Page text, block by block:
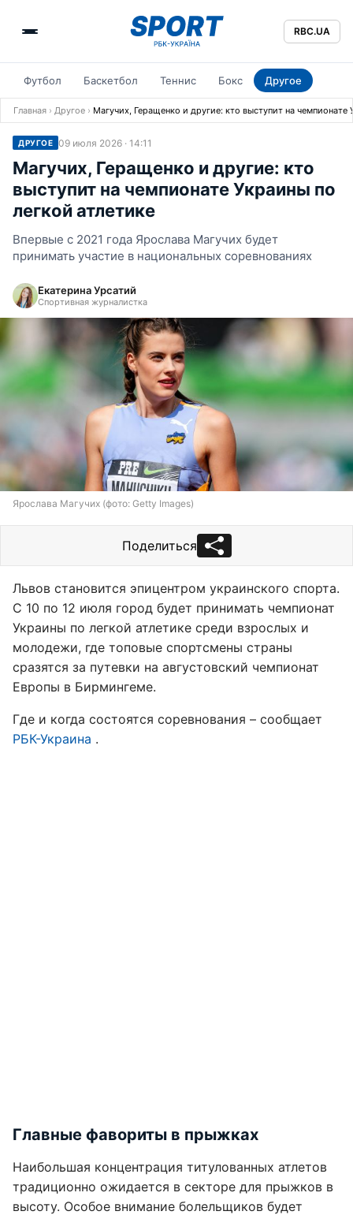
RBC.UA
Футбол Баскетбол Теннис Бокс Другое
Главная › Другое › Магучих, Геращенко и другие: кто выступит на чемпионате
ДРУГОЕ 09 июля 2026 · 14:11
Магучих, Геращенко и другие: кто
выступит на чемпионате Украины по
легкой атлетике
Впервые с 2021 года Ярослава Магучих будет
принимать участие в национальных соревнованиях
Екатерина Урсатий
Спортивная журналистка
Ярослава Магучих (фото: Getty Images)
Поделиться
Львов становится эпицентром украинского спорта.
С 10 по 12 июля город будет принимать чемпионат
Украины по легкой атлетике среди взрослых и
молодежи, где топовые спортсмены страны
сразятся за путевки на августовский чемпионат
Европы в Бирмингеме.
Где и когда состоятся соревнования – сообщает
РБК-Украина .
Главные фавориты в прыжках
Наибольшая концентрация титулованных атлетов
традиционно ожидается в секторе для прыжков в
высоту. Особое внимание болельщиков будет